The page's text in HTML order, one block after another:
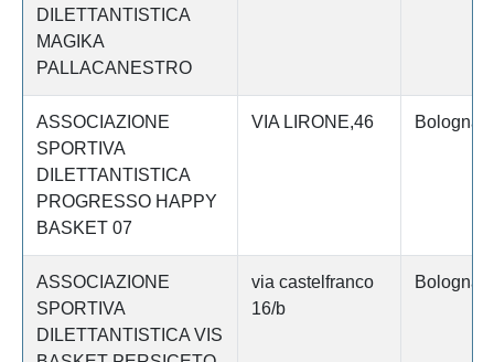
DILETTANTISTICA
MAGIKA
PALLACANESTRO
ASSOCIAZIONE
SPORTIVA
DILETTANTISTICA
PROGRESSO HAPPY
BASKET 07
VIA LIRONE,46 Bologna
ASSOCIAZIONE
SPORTIVA
DILETTANTISTICA VIS
via castelfranco
16/b
Bologna